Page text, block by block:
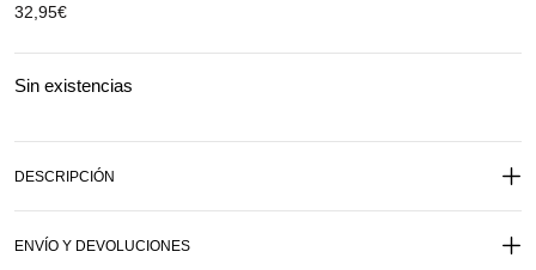
32,95€
Sin existencias
DESCRIPCIÓN
ENVÍO Y DEVOLUCIONES